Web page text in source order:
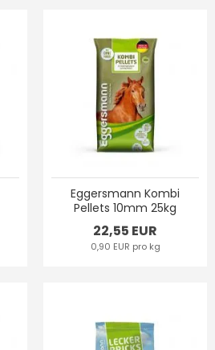
Eggersmann Kombi
Pellets 10mm 25kg
22,55 EUR
0,90 EUR pro kg